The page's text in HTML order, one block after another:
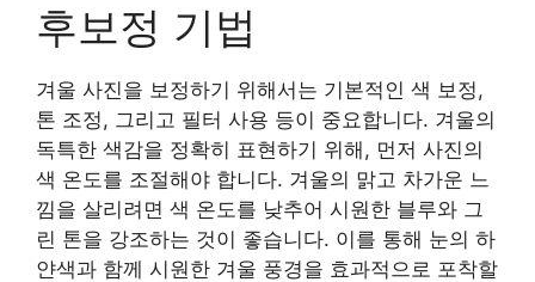
후보정 기법
겨울 사진을 보정하기 위해서는 기본적인 색 보정,
톤 조정, 그리고 필터 사용 등이 중요합니다. 겨울의
독특한 색감을 정확히 표현하기 위해, 먼저 사진의
색 온도를 조절해야 합니다. 겨울의 맑고 차가운 느
낌을 살리려면 색 온도를 낮추어 시원한 블루와 그
린 톤을 강조하는 것이 좋습니다. 이를 통해 눈의 하
얀색과 함께 시원한 겨울 풍경을 효과적으로 포착할